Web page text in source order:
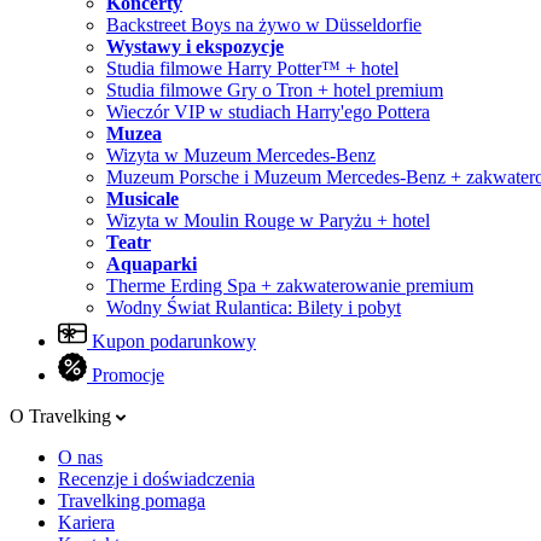
Backstreet Boys na żywo w Düsseldorfie
Wystawy i ekspozycje
Studia filmowe Harry Potter™ + hotel
Studia filmowe Gry o Tron + hotel premium
Wieczór VIP w studiach Harry'ego Pottera
Muzea
Wizyta w Muzeum Mercedes-Benz
Muzeum Porsche i Muzeum Mercedes-Benz +
Musicale
Wizyta w Moulin Rouge w Paryżu + hotel
Teatr
Aquaparki
Therme Erding Spa + zakwaterowanie premium
Wodny Świat Rulantica: Bilety i pobyt
Kupon podarunkowy
Promocje
O Travelking
O nas
Recenzje i doświadczenia
Travelking pomaga
Kariera